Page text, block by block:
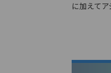
に加えて